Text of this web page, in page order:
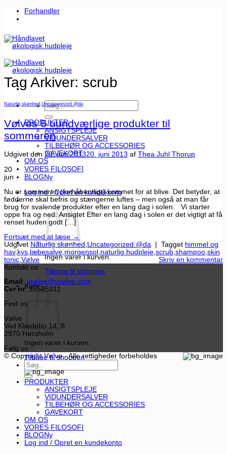
FortsætForhandler
Søg
efter:
PRODUKTER
ANSIGTSPLEJE
VIDUNDERSALVER
TILBEHØR OG ACCESSORIES
GAVEKORT
OM OS
VORES FILOSOFI
BLOG
Log ind / Opret en kundekonto
Ingen varer i kurven.
Tilbage til shoppen
Kurv
Ingen varer i kurven.
Tilbage til shoppen
Tag Arkiver: scrub
Naturlig skønhed,Uncategorized @da
Vølves 5 uundværlige produkter til
sommeren
Udgivet den 20. juni 201320. juni 2013 af Thea Juhl Thorup
20
jun
Nu er sommeren (forhåbentligt) kommet for at blive. Det betyder, at
fødderne skal befris og stængerne luftes – men også at man får
brug for svalende produkter efter en lang dag i solen. Vi starter
oppe fra og ned: Ansigtet Efter en lang dag i solen er det vigtigt at få
renset huden godt […]
Fortsæt med at læse →
Udgivet Naturlig skønhed Uncategorized @da | Tagget himmel og
hav, kys læbesalve morgensol naturlig hudpleje scrub shampoo skin
tonic Vølve
Skriv en kommentar
Kontakt os
Email :voelve@voelve.com
Cvr nr: 35585311
Find os
Vølve
Ved Klædebo 14, 8
2970 Hørsholm
Følg os
© Copyright Vølve - Alle rettigheder forbeholdes
Søg
efter:
PRODUKTER
ANSIGTSPLEJE
VIDUNDERSALVER
TILBEHØR OG ACCESSORIES
GAVEKORT
OM OS
VORES FILOSOFI
BLOG
Log ind / Opret en kundekonto